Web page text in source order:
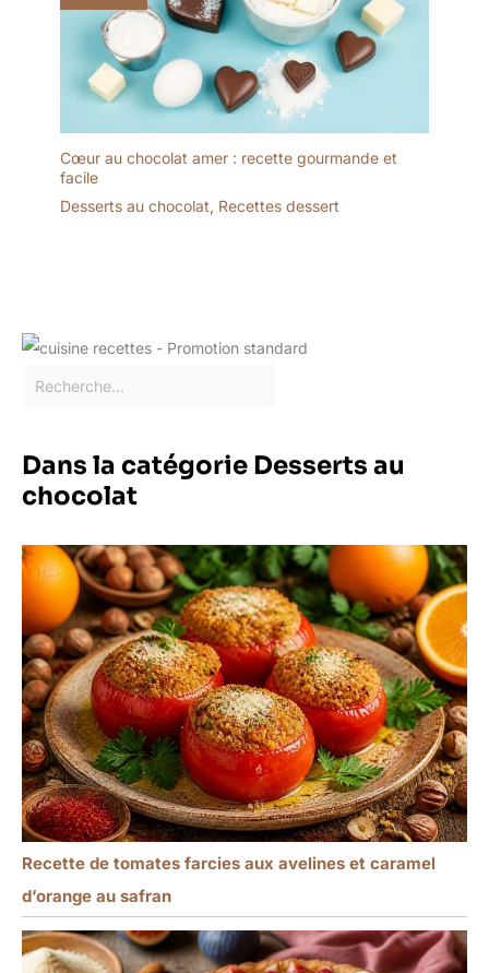
pour la fête des mères, la
fête des pères
EMBALLAGE: Un
emballage bien conçu
protège la vaisselle en
toute sécurité pendant le
offrirons un
les plateaux arrivent
Cœur au chocolat amer : recette gourmande et
facile
Desserts au chocolat, Recettes dessert
Dans la catégorie Desserts au
chocolat
Recette de tomates farcies aux avelines et caramel
d’orange au safran